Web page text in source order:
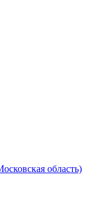
область)